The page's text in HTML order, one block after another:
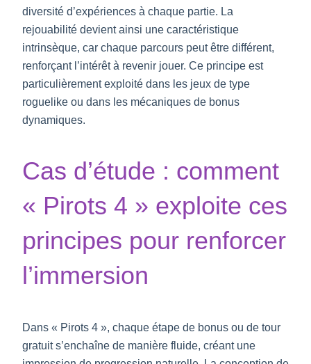
diversité d’expériences à chaque partie. La
rejouabilité devient ainsi une caractéristique
intrinsèque, car chaque parcours peut être différent,
renforçant l’intérêt à revenir jouer. Ce principe est
particulièrement exploité dans les jeux de type
roguelike ou dans les mécaniques de bonus
dynamiques.
Cas d’étude : comment
« Pirots 4 » exploite ces
principes pour renforcer
l’immersion
Dans « Pirots 4 », chaque étape de bonus ou de tour
gratuit s’enchaîne de manière fluide, créant une